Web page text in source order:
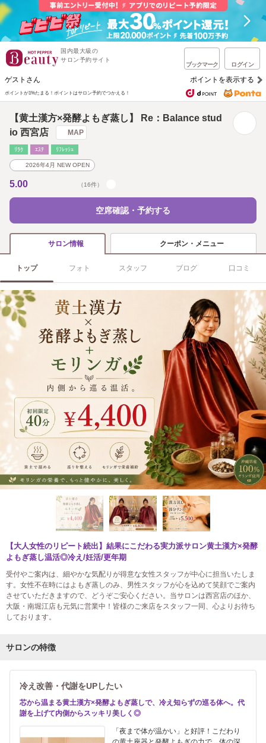
国内最大級の
サロン予約サイト
ブックマーク ログイン
ゲストさん ポイントを表示する
ポイントが1%たまる！ ポイントはサロン予約でつかえる！
【黄土漢方×発酵よもぎ蒸し】 Re：Balance stud
io 西宮店
MAP
ﾘﾗｸ ｴｽﾃ ﾘﾌﾚｯｼｭ
2026年4月 NEW OPEN
5.00 （16件）
空席確認・予約する
サロン情報 クーポン・メニュー
トップ フォト スタッフ ブログ 口コミ
【大人女性のリピート続出】結果にこだわる実力派サロン黄土漢方×発酵
よもぎ蒸し温活◎冷え/妊活/更年期
受付やご案内は、細やかな気配りが得意な女性スタッフが中心に担当いたしま
す。女性不在時にはよもぎ蒸しのみ、男性スタッフが心を込めて笑顔でご案内
させていただきますので、どうぞご安心ください。当サロンは西宮店のほか、
大阪・南堀江店も元気に営業中！皆様のご来店をスタッフ一同、心よりお待ち
しております。
サロンの特徴
冷え改善・代謝をUPしたい
芯から温まる黄土漢方×発酵よもぎ蒸しで、冷え知らずの巡る体へ。代
謝を上げて内側からスッキリ美しく◎
「夜まで体が温かい」と好評！こだわり